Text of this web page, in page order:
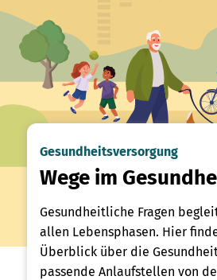
Gesundheitsversorgung
Wege im
Gesundheitliche Fragen
allen Lebensphasen. Hier
Überblick über die
passende Anlaufstellen von